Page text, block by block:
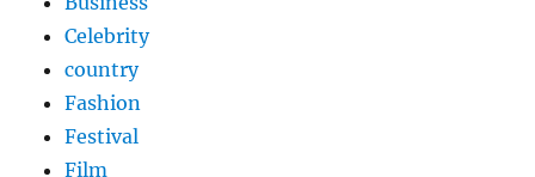
Celebrity
country
Fashion
Festival
Film